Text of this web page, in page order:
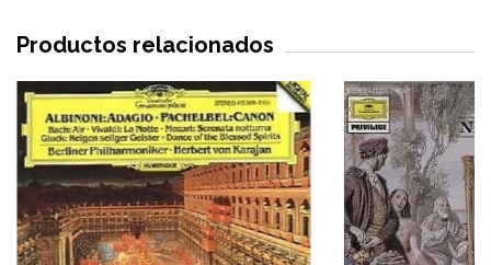
Productos relacionados